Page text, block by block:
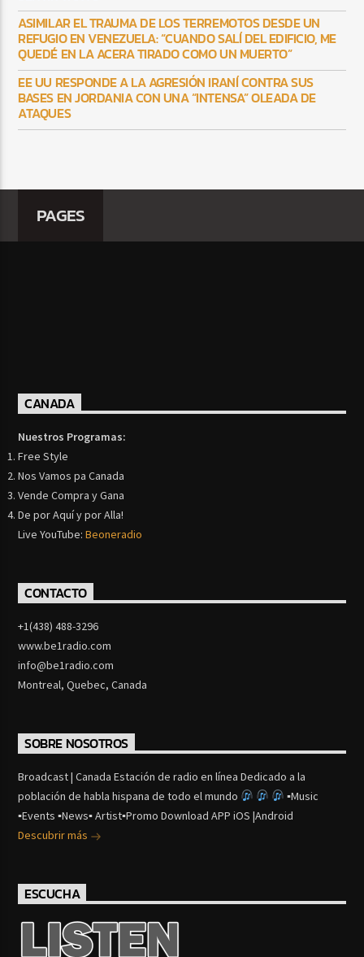
ASIMILAR EL TRAUMA DE LOS TERREMOTOS DESDE UN
REFUGIO EN VENEZUELA: “CUANDO SALÍ DEL EDIFICIO, ME
QUEDÉ EN LA ACERA TIRADO COMO UN MUERTO”
EE UU RESPONDE A LA AGRESIÓN IRANÍ CONTRA SUS
BASES EN JORDANIA CON UNA “INTENSA” OLEADA DE
ATAQUES
PAGES
CANADA
Nuestros Programas:
Free Style
Nos Vamos pa Canada
Vende Compra y Gana
De por Aquí y por Alla!
Live YouTube:Beoneradio
CONTACTO
+1(438) 488-3296
www.be1radio.com
info@be1radio.com
Montreal, Quebec, Canada
SOBRE NOSOTROS
Broadcast | Canada Estación de radio en línea Dedicado a la
población de habla hispana de todo el mundo
▪Music
▪Events ▪News▪ Artist▪Promo Download APP iOS |Android
Descubrir más
ESCUCHA